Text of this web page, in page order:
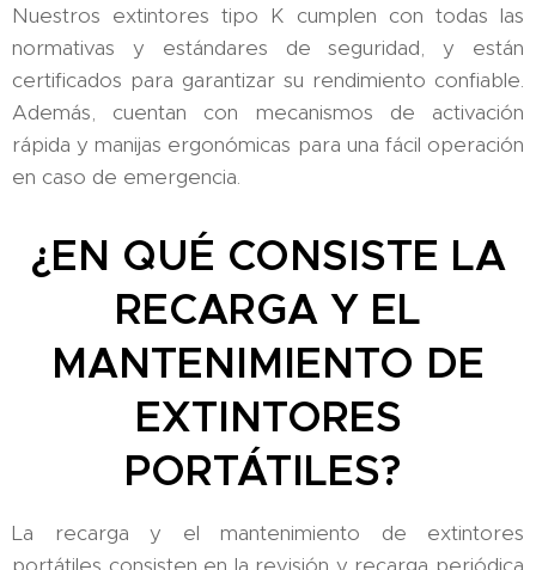
Nuestros extintores tipo K cumplen con todas las
normativas y estándares de seguridad, y están
certificados para garantizar su rendimiento confiable.
Además, cuentan con mecanismos de activación
rápida y manijas ergonómicas para una fácil operación
en caso de emergencia.
¿EN QUÉ CONSISTE LA
RECARGA Y EL
MANTENIMIENTO DE
EXTINTORES
PORTÁTILES?
La recarga y el mantenimiento de extintores